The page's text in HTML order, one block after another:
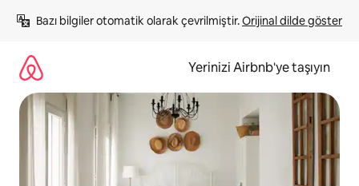
atla
Bazı bilgiler otomatik olarak çevrilmiştir. Orijinal dilde göster
Yerinizi Airbnb'ye taşıyın